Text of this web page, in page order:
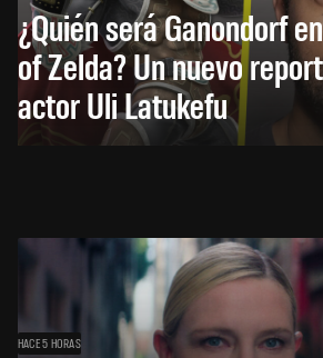
¿Quién será Ganondorf
of Zelda? Un nuevo
actor Uli Latukefu
HACE 5 HORAS